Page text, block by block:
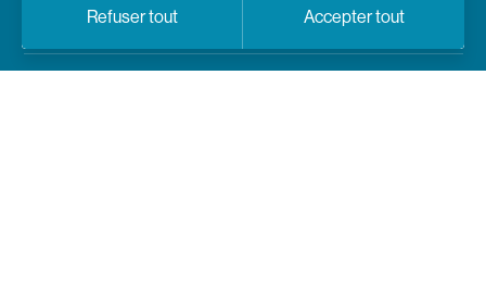
Politique de vie privée
Refuser tout Accepter tout